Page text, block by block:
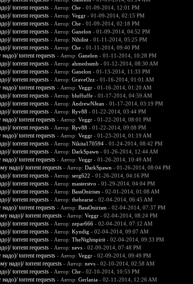
torrent requests - Автор: Che- 01-09-2014, 12:01 PM
torrent requests - Автор: Veggr- 01-09-2014, 02:15 PM
torrent requests - Автор: Che- 01-09-2014, 02:18 PM
torrent requests - Автор: Ganelon - 01-09-2014, 04:52 PM
torrent requests - Автор: Nihilist- 01-11-2014, 05:25 PM
torrent requests - Автор: Che- 01-11-2014, 09:40 PM
torrent requests - Автор: Ganelon - 01-11-2014, 10:28 PM
torrent requests - Автор: ahmedssmb - 01-12-2014, 08:30 AM
torrent requests - Автор: Ganelon - 01-13-2014, 11:33 PM
torrent requests - Автор: GraveOzz- 01-16-2014, 01:01 AM
torrent requests - Автор: Veggr- 01-16-2014, 01:20 AM
torrent requests - Автор: bluffuffe- 01-17-2014, 04:59 AM
torrent requests - Автор: AndrewNJean - 01-17-2014, 03:19 PM
torrent requests - Автор: Ryv88 - 01-22-2014, 03:44 PM
torrent requests - Автор: Veggr- 01-22-2014, 08:01 PM
torrent requests - Автор: Ryv88 - 01-22-2014, 09:08 PM
torrent requests - Автор: Veggr- 01-23-2014, 01:19 AM
torrent requests - Автор: Nikita170594- 01-24-2014, 08:42 PM
torrent requests - Автор: DarkSpawn - 01-26-2014, 12:44 AM
torrent requests - Автор: Veggr- 01-26-2014, 10:49 AM
надо)/ torrent requests - Автор: DarkSpawn - 01-26-2014, 08:04 PM
torrent requests - Автор: serg622 - 01-26-2014, 04:16 PM
torrent requests - Автор: masterstvo - 01-29-2014, 04:04 PM
torrent requests - Автор: BassOnirism - 02-01-2014, 01:08 AM
torrent requests - Автор: thehearse- 02-04-2014, 06:45 AM
torrent requests - Автор: BassOnirism - 02-04-2014, 07:37 PM
надо)/ torrent requests - Автор: Veggr- 02-04-2014, 08:24 PM
torrent requests - Автор: zepar666- 02-04-2014, 07:12 AM
torrent requests - Автор: Kyndig - 02-04-2014, 09:07 AM
torrent requests - Автор: TheNightspirit- 02-04-2014, 09:33 PM
torrent requests - Автор: nevs- 02-09-2014, 07:48 PM
torrent requests - Автор: Veggr- 02-09-2014, 09:49 PM
надо)/ torrent requests - Автор: nevs- 02-10-2014, 02:58 AM
torrent requests - Автор: Che- 02-10-2014, 10:53 PM
torrent requests - Автор: Gerlania- 02-11-2014, 12:26 AM